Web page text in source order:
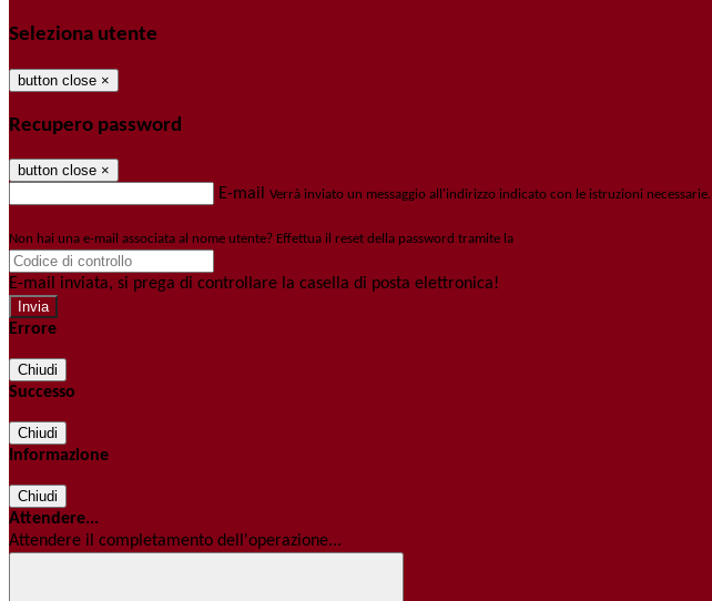
Seleziona utente
button close ×
Recupero password
button close ×
E-mail Verrà inviato un messaggio all'indirizzo indicato con le istruzioni necessarie.
Non hai una e-mail associata al nome utente? Effettua il reset della password tramite la
E-mail inviata, si prega di controllare la casella di posta elettronica!
Errore
Chiudi
Successo
Chiudi
Informazione
Chiudi
Attendere...
Attendere il completamento dell'operazione...